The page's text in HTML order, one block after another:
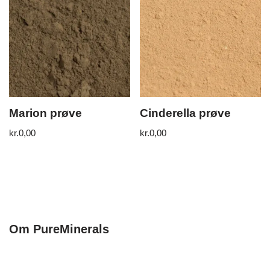
Marion prøve
kr.0,00
Cinderella prøve
kr.0,00
Om PureMinerals